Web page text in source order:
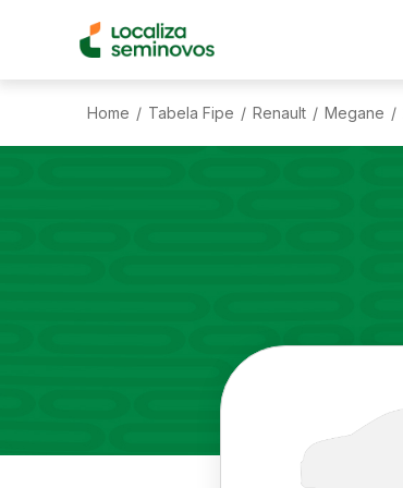
Home / Tabela Fipe / Renault / Megane /